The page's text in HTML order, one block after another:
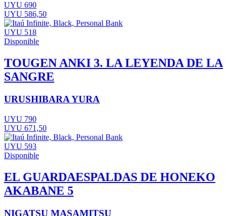
UYU 690
UYU 586,50
UYU 518
Disponible
TOUGEN ANKI 3. LA LEYENDA DE LA
SANGRE
URUSHIBARA YURA
UYU 790
UYU 671,50
UYU 593
Disponible
EL GUARDAESPALDAS DE HONEKO
AKABANE 5
NIGATSU MASAMITSU